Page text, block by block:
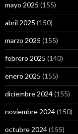
mayo 2025 (155)
abril 2025 (150)
marzo 2025 (155)
febrero 2025 (140)
enero 2025 (155)
diciembre 2024(155)
noviembre 2024(150)
octubre 2024(155)